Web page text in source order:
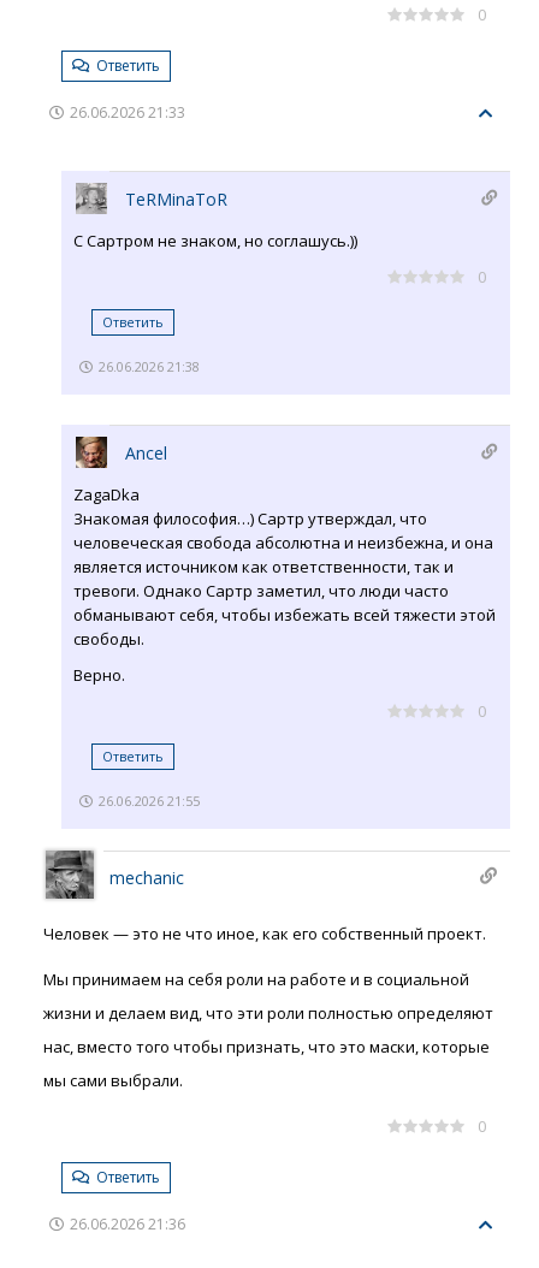
0
Ответить
26.06.2026 21:33
TeRMinaToR
С Сартром не знаком, но соглашусь.))
0
Ответить
26.06.2026 21:38
Ancel
ZagaDka
Знакомая философия…) Сартр утверждал, что
человеческая свобода абсолютна и неизбежна, и она
является источником как ответственности, так и
тревоги. Однако Сартр заметил, что люди часто
обманывают себя, чтобы избежать всей тяжести этой
свободы.
Верно.
0
Ответить
26.06.2026 21:55
mechanic
Человек — это не что иное, как его собственный проект.
Мы принимаем на себя роли на работе и в социальной
жизни и делаем вид, что эти роли полностью определяют
нас, вместо того чтобы признать, что это маски, которые
мы сами выбрали.
0
Ответить
26.06.2026 21:36